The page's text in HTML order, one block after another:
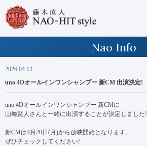
Nao Info
2026.04.13
uno 4Dオールインワンシャンプー 新CM 出演決定!
uno 4Dオールインワンシャンプー 新CMに
山﨑賢人さんと一緒に出演することが決定しました!
新CMは4月20日(月)から放映開始となります。
ぜひチェックしてください!